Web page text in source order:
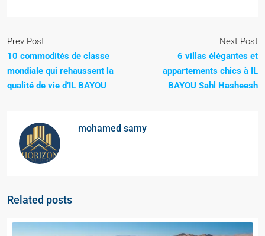
Prev Post
10 commodités de classe
mondiale qui rehaussent la
qualité de vie d’IL BAYOU
Next Post
6 villas élégantes et
appartements chics à IL
BAYOU Sahl Hasheesh
mohamed samy
Related posts